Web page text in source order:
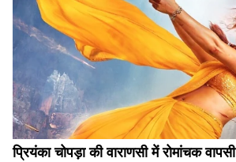
प्रियंका चोपड़ा की वाराणसी में रोमांचक वापसी